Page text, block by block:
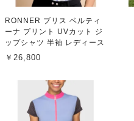
RONNER ブリス ベルティ
ーナ プリント UVカット ジ
ップシャツ 半袖 レディース
￥26,800